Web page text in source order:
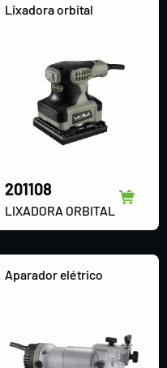
Lixadora orbital
201108
LIXADORA ORBITAL
Aparador elétrico